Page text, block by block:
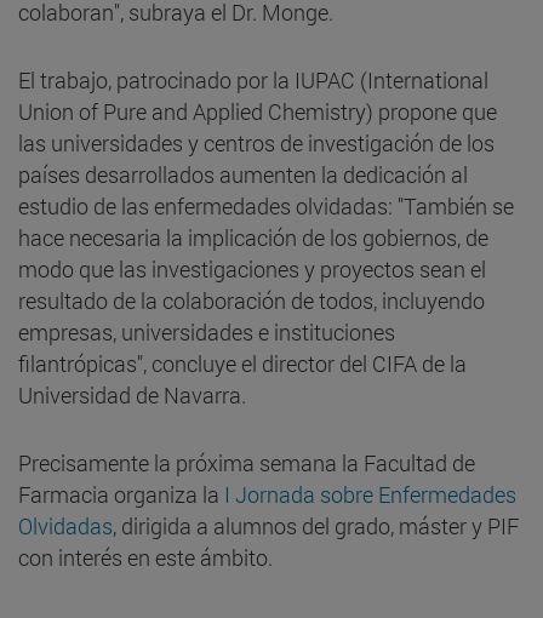
colaboran", subraya el Dr. Monge.
El trabajo, patrocinado por la IUPAC (International
Union of Pure and Applied Chemistry) propone que
las universidades y centros de investigación de los
países desarrollados aumenten la dedicación al
estudio de las enfermedades olvidadas: "También se
hace necesaria la implicación de los gobiernos, de
modo que las investigaciones y proyectos sean el
resultado de la colaboración de todos, incluyendo
empresas, universidades e instituciones
filantrópicas", concluye el director del CIFA de la
Universidad de Navarra.
Precisamente la próxima semana la Facultad de
Farmacia organiza la I Jornada sobre Enfermedades
Olvidadas, dirigida a alumnos del grado, máster y PIF
con interés en este ámbito.